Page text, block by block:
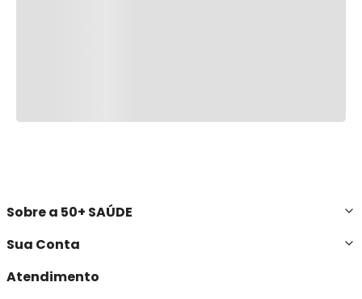
Sobre a 50+ SAÚDE
Sua Conta
Atendimento